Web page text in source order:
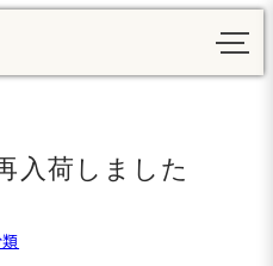
入荷しました